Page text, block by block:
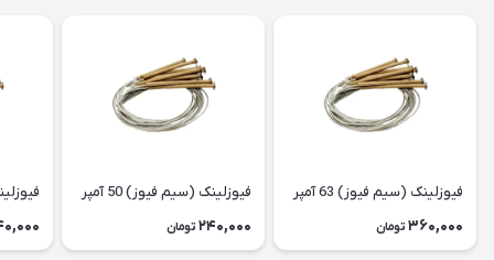
فیوزلینک (سیم فیوز) 63 آمپر
360,000 تومان
فیوزلینک (سیم فیوز) 50 آمپر
240,000 تومان